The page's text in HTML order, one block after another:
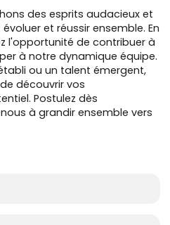
des esprits audacieux et
et réussir ensemble. En
l'opportunité de contribuer à
à notre dynamique équipe.
ou un talent émergent,
découvrir vos
Postulez dès
à grandir ensemble vers